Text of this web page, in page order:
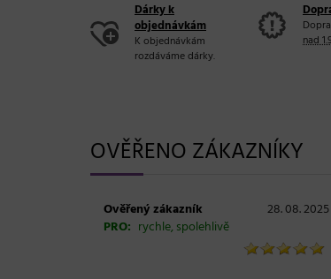
Dárky k
objednávkám
K objednávkám
rozdáváme dárky.
nad
OVĚŘENO ZÁKAZNÍKY
Ověřený zákazník
28. 08. 2025
PRO: rychle, spolehlivě